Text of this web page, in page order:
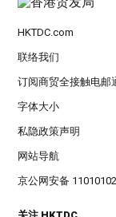
HKTDC.com
联络我们
订阅商贸全接触电邮
字体大小
私隐政策声明
网站导航
京公网安备